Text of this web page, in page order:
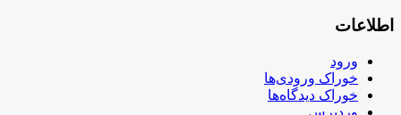
اطلاعات
ورود
خوراک ورودی‌ها
خوراک دیدگاه‌ها
وردپرس